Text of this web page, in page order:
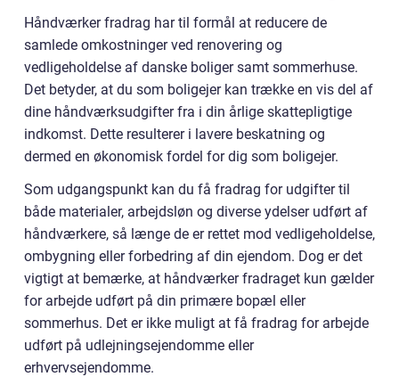
Håndværker fradrag har til formål at reducere de
samlede omkostninger ved renovering og
vedligeholdelse af danske boliger samt sommerhuse.
Det betyder, at du som boligejer kan trække en vis del af
dine håndværksudgifter fra i din årlige skattepligtige
indkomst. Dette resulterer i lavere beskatning og
dermed en økonomisk fordel for dig som boligejer.
Som udgangspunkt kan du få fradrag for udgifter til
både materialer, arbejdsløn og diverse ydelser udført af
håndværkere, så længe de er rettet mod vedligeholdelse,
ombygning eller forbedring af din ejendom. Dog er det
vigtigt at bemærke, at håndværker fradraget kun gælder
for arbejde udført på din primære bopæl eller
sommerhus. Det er ikke muligt at få fradrag for arbejde
udført på udlejningsejendomme eller
erhvervsejendomme.